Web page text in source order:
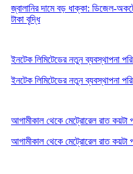
জ্বালানির দামে বড় ধাক্কা: ডিজেল-
টাকা বৃদ্ধি
ইনটেক লিমিটেডের নতুন ব্যবস্থাপনা
ইনটেক লিমিটেডের নতুন ব্যবস্থাপনা
আগামীকাল থেকে মেট্রোরেল রাত কয়টা
আগামীকাল থেকে মেট্রোরেল রাত কয়টা